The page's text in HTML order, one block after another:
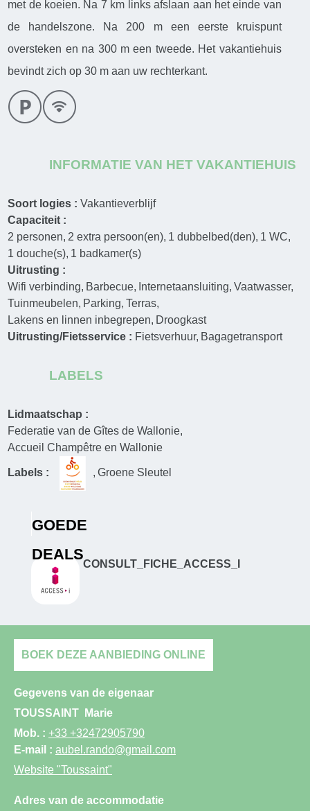
met de koeien. Na 7 km links afslaan aan het einde van
de handelszone. Na 200 m een eerste kruispunt
oversteken en na 300 m een tweede. Het vakantiehuis
bevindt zich op 30 m aan uw rechterkant.
INFORMATIE VAN HET VAKANTIEHUIS
Soort logies :Vakantieverblijf
Capaciteit :
2 personen 2 extra persoon(en) 1 dubbelbed(den) 1 WC
1 douche(s) 1 badkamer(s)
Uitrusting :
Wifi verbinding Barbecue Internetaansluiting Vaatwasser
Tuinmeubelen Parking Terras
Lakens en linnen inbegrepen Droogkast
Uitrusting/Fietsservice : Fietsverhuur Bagagetransport
LABELS
Lidmaatschap :
Federatie van de Gîtes de Wallonie
Accueil Champêtre en Wallonie
Labels : Groene Sleutel
GOEDE
DEALS
CONSULT_FICHE_ACCESS_I
BOEK DEZE AANBIEDING ONLINE
Gegevens van de eigenaar
TOUSSAINT
Marie
Mob. : +33 +32472905790
E-mail : aubel.rando@gmail.com
Website "Toussaint"
Adres van de accommodatie